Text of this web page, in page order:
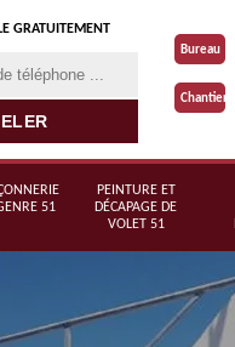
GRATUITEMENT
Bureau
Chantier
51
PEINTURE ET
DÉCAPAGE DE
VOLET 51